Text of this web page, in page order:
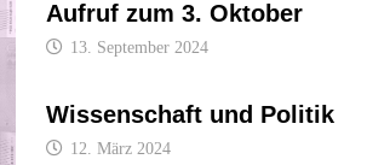
Aufruf zum 3. Oktober
13. September 2024
Wissenschaft und Politik
12. März 2024